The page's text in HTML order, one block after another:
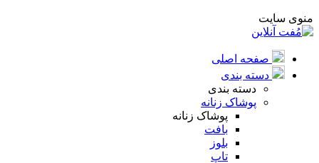
منوی سایت
صفحه اصلی
دسته بندی
دسته بندی
پوشاک زنانه
پوشاک زنانه
بافت
بلوز
تاپ